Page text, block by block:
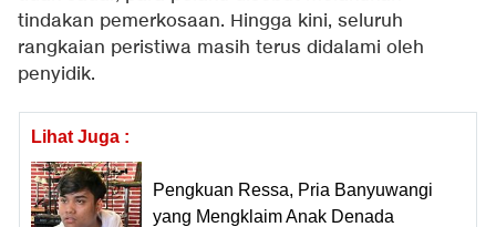
tindakan pemerkosaan. Hingga kini, seluruh
rangkaian peristiwa masih terus didalami oleh
penyidik.
Lihat Juga :
Pengkuan Ressa, Pria Banyuwangi
yang Mengklaim Anak Denada